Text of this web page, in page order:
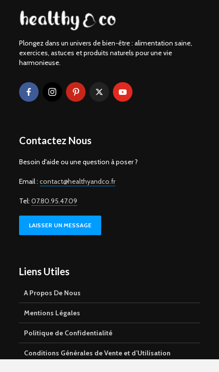
Plongez dans un univers de bien-être : alimentation saine,
exercices, astuces et produits naturels pour une vie
harmonieuse.
Contactez Nous
Besoin d'aide ou une question à poser ?
Email : contact@healthyandco.fr
Tel: 07.80.95.47.09
LAISSER UN MESSAGE
Liens Utiles
A Propos De Nous
Mentions Légales
Politique de Confidentialité
Conditions Générales de Vente et d’Utilisation